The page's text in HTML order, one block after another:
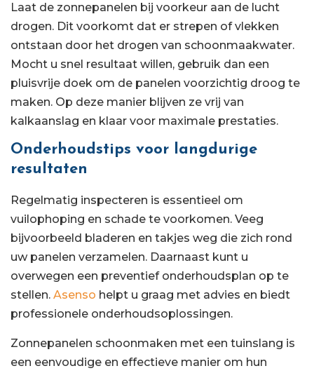
Laat de zonnepanelen bij voorkeur aan de lucht
drogen. Dit voorkomt dat er strepen of vlekken
ontstaan door het drogen van schoonmaakwater.
Mocht u snel resultaat willen, gebruik dan een
pluisvrije doek om de panelen voorzichtig droog te
maken. Op deze manier blijven ze vrij van
kalkaanslag en klaar voor maximale prestaties.
Onderhoudstips voor langdurige
resultaten
Regelmatig inspecteren is essentieel om
vuilophoping en schade te voorkomen. Veeg
bijvoorbeeld bladeren en takjes weg die zich rond
uw panelen verzamelen. Daarnaast kunt u
overwegen een preventief onderhoudsplan op te
stellen. Asenso helpt u graag met advies en biedt
professionele onderhoudsoplossingen.
Zonnepanelen schoonmaken met een tuinslang is
een eenvoudige en effectieve manier om hun